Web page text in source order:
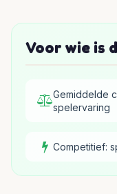
Voor wie is
Gemiddelde
spelervaring
Competitief: